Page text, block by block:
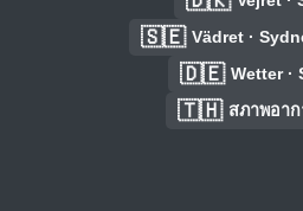
🇸🇪 Vädret ·
🇩🇪 Wetter ·
🇹🇭 สภาพอา